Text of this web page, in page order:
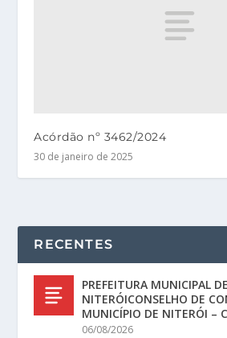
Acórdão nº 3462/2024
30 de janeiro de 2025
RECENTES
PREFEITURA MUNICIPAL DE
NITERÓICONSELHO DE
MUNICÍPIO DE NITERÓI –
06/08/2026